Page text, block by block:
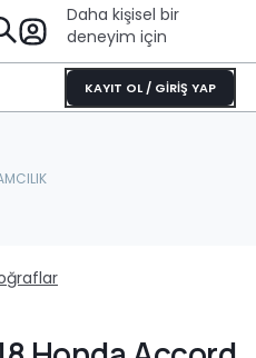
Daha kişisel bir
deneyim için
KAYIT OL / GİRİŞ YAP